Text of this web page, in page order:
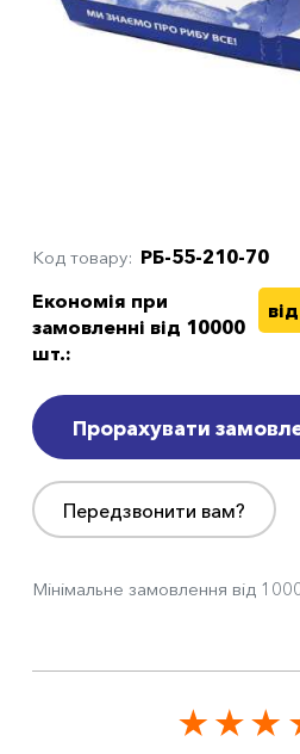
Код товару
РБ-55-210-70
Економія при
замовленні від 10000
шт.:
Прорахувати
Передзвонити вам?
Мінімальне замовлення від